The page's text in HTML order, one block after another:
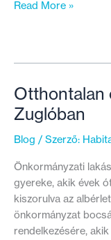
Fotópályázat
Read More »
Otthontalan
Zuglóban
Blog / Szerző:
Önkormányzati
gyereke, akik évek
kiszorulva az
önkormányzat
rendelkezésére,